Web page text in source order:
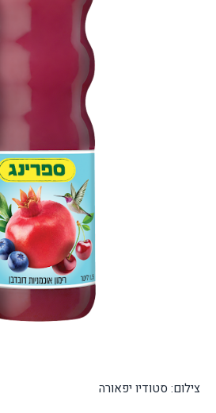
צילום: סטודיו יפאורה